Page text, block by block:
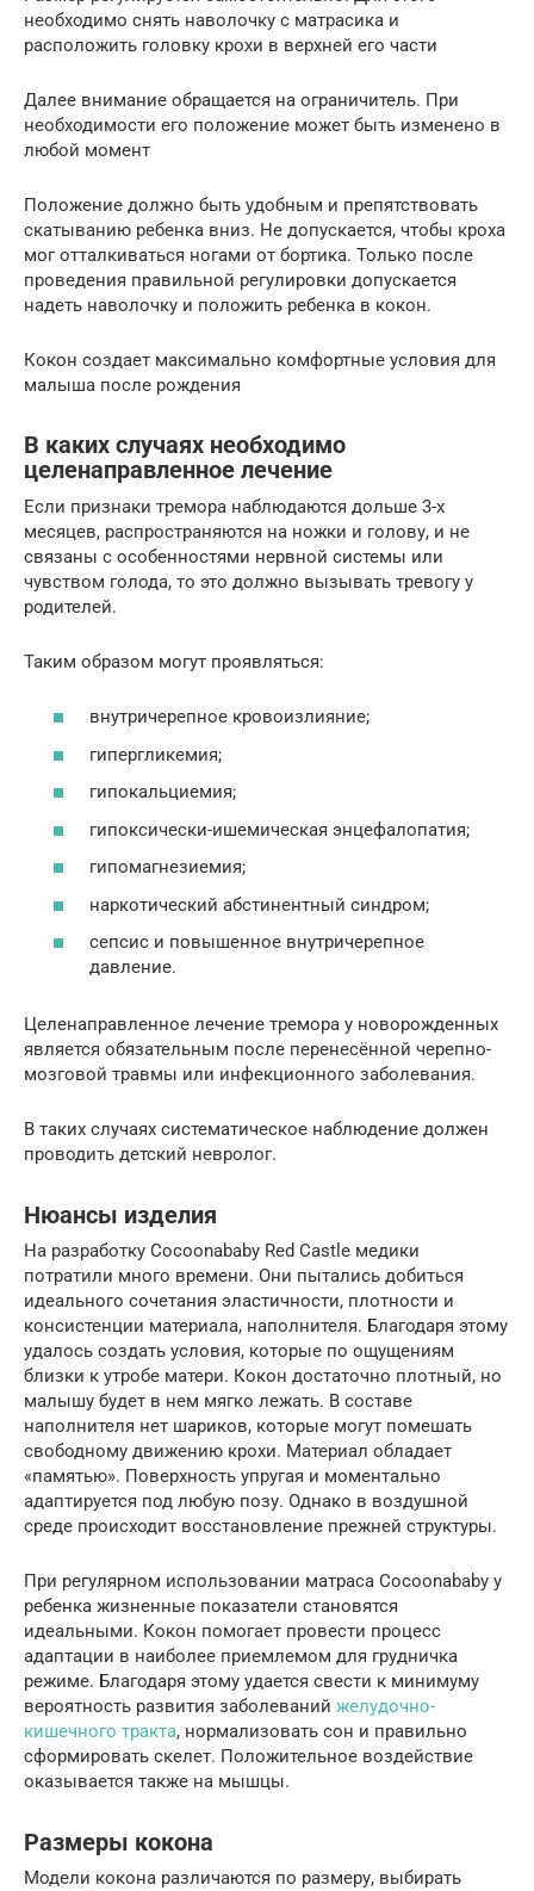
необходимо снять наволочку с матрасика и
расположить головку крохи в верхней его части
Далее внимание обращается на ограничитель. При
необходимости его положение может быть изменено в
любой момент
Положение должно быть удобным и препятствовать
скатыванию ребенка вниз. Не допускается, чтобы кроха
мог отталкиваться ногами от бортика. Только после
проведения правильной регулировки допускается
надеть наволочку и положить ребенка в кокон.
Кокон создает максимально комфортные условия для
малыша после рождения
В каких случаях необходимо
целенаправленное лечение
Если признаки тремора наблюдаются дольше 3-х
месяцев, распространяются на ножки и голову, и не
связаны с особенностями нервной системы или
чувством голода, то это должно вызывать тревогу у
родителей.
Таким образом могут проявляться:
внутричерепное кровоизлияние;
гипергликемия;
гипокальциемия;
гипоксически-ишемическая энцефалопатия;
гипомагнезиемия;
наркотический абстинентный синдром;
сепсис и повышенное внутричерепное
давление.
Целенаправленное лечение тремора у новорожденных
является обязательным после перенесённой черепно-
мозговой травмы или инфекционного заболевания.
В таких случаях систематическое наблюдение должен
проводить детский невролог.
Нюансы изделия
На разработку Cocoonababy Red Castle медики
потратили много времени. Они пытались добиться
идеального сочетания эластичности, плотности и
консистенции материала, наполнителя. Благодаря этому
удалось создать условия, которые по ощущениям
близки к утробе матери. Кокон достаточно плотный, но
малышу будет в нем мягко лежать. В составе
наполнителя нет шариков, которые могут помешать
свободному движению крохи. Материал обладает
«памятью». Поверхность упругая и моментально
адаптируется под любую позу. Однако в воздушной
среде происходит восстановление прежней структуры.
При регулярном использовании матраса Cocoonababy у
ребенка жизненные показатели становятся
идеальными. Кокон помогает провести процесс
адаптации в наиболее приемлемом для грудничка
режиме. Благодаря этому удается свести к минимуму
вероятность развития заболеваний желудочно-
кишечного тракта, нормализовать сон и правильно
сформировать скелет. Положительное воздействие
оказывается также на мышцы.
Размеры кокона
Модели кокона различаются по размеру, выбирать